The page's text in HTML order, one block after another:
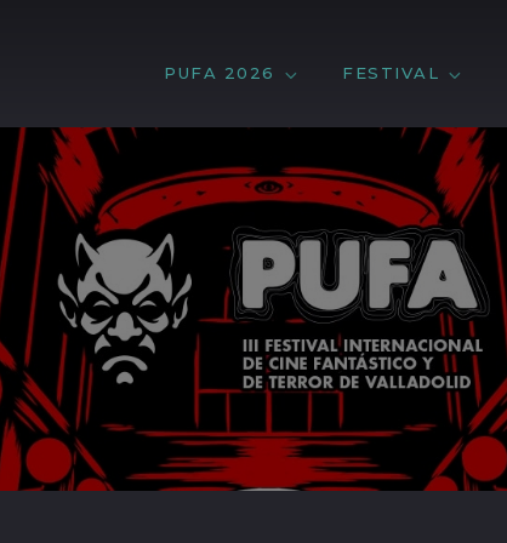
PUFA 2026 FESTIVAL